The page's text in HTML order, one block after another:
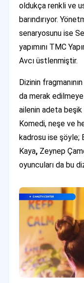
oldukça renkli ve
barındırıyor.
senaryosunu ise
yapımını TMC
Avcı üstlenmiştir.
Dizinin
da merak
ailenin adeta
Komedi, neşe ve
kadrosu ise şöyle;
Kaya, Zeynep
oyuncuları da bu